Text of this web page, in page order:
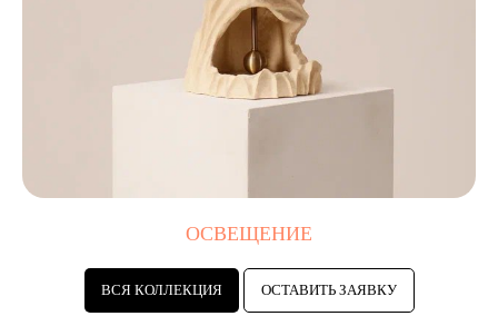
ОСВЕЩЕНИЕ
ВСЯ КОЛЛЕКЦИЯ ОСТАВИТЬ ЗАЯВКУ